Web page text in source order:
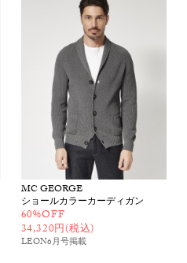
MC GEORGE
ショールカラーカーディガン
60%OFF
34,320円(税込)
LEON6月号掲載